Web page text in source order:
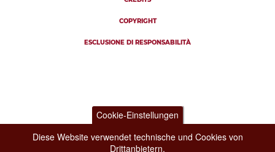
COPYRIGHT
ESCLUSIONE DI RESPONSABILITÀ
Cookie-Einstellungen
Diese Website verwendet technische und Cookies von
Drittanbietern.